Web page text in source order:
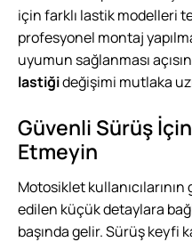
için farklı lastik modelleri
profesyonel montaj
uyumun sağlanması
lastiğideğişimi mutlaka
Güvenli Sürüş
Etmeyin
Motosiklet
edilen küçük detaylara
başında gelir. Sürüş keyfi